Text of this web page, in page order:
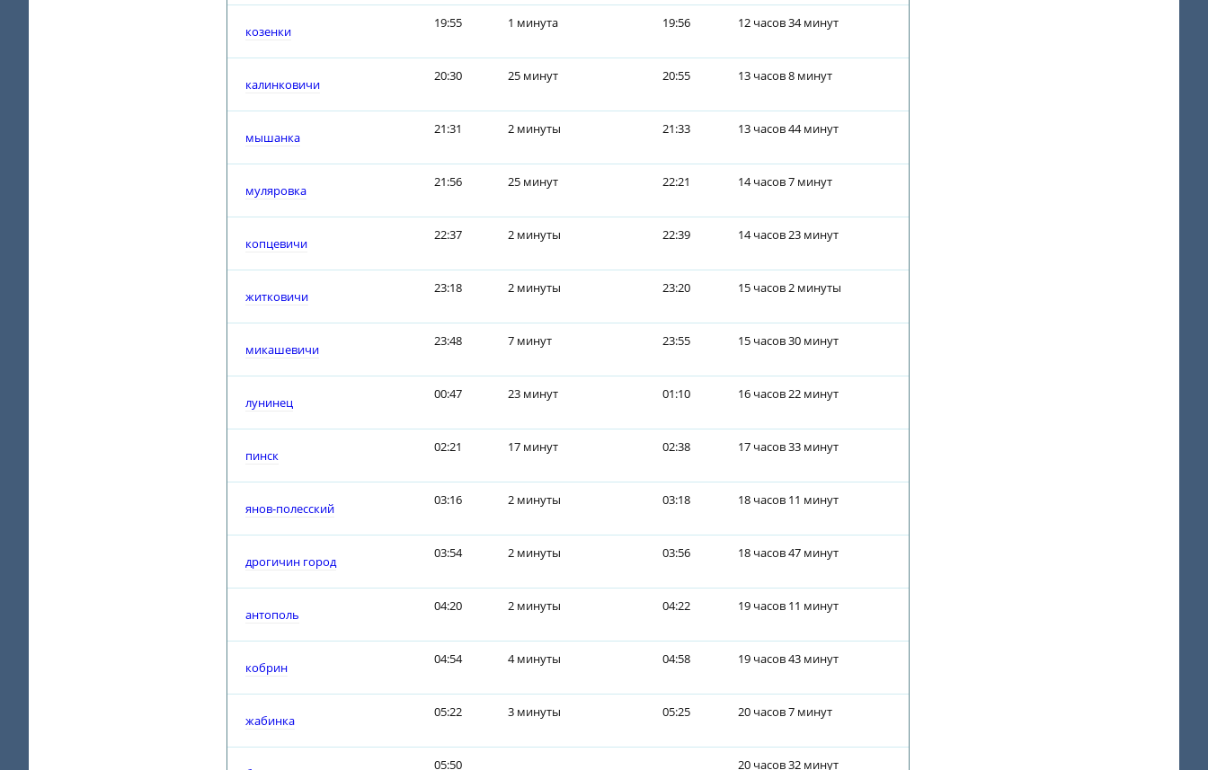
козенки
19:55 1 минута 19:56 12 часов 34 минут
калинковичи
20:30 25 минут 20:55 13 часов 8 минут
мышанка
21:31 2 минуты 21:33 13 часов 44 минут
муляровка
21:56 25 минут 22:21 14 часов 7 минут
копцевичи
22:37 2 минуты 22:39 14 часов 23 минут
житковичи
23:18 2 минуты 23:20 15 часов 2 минуты
микашевичи
23:48 7 минут 23:55 15 часов 30 минут
лунинец
00:47 23 минут 01:10 16 часов 22 минут
пинск
02:21 17 минут 02:38 17 часов 33 минут
янов-полесский
03:16 2 минуты 03:18 18 часов 11 минут
дрогичин город
03:54 2 минуты 03:56 18 часов 47 минут
антополь
04:20 2 минуты 04:22 19 часов 11 минут
кобрин
04:54 4 минуты 04:58 19 часов 43 минут
жабинка
05:22 3 минуты 05:25 20 часов 7 минут
05:50 20 часов 32 минут